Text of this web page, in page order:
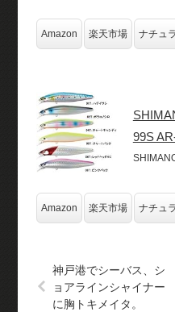
Amazon 楽天市場 ナチュ
99S
Amazon 楽天市場 ナチュ
神戸港でシーバス、シ
ョアラインシャイナー
に胸トキメイタ。